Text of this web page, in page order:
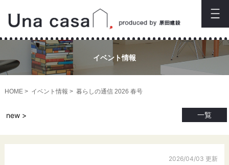
イベント情報
HOME イベント情報 暮らしの通信 2026 春号
一覧
new >
2026/04/03 更新